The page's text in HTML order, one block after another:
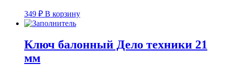
349 ₽ В корзину
Ключ балонный Дело техники 21
мм